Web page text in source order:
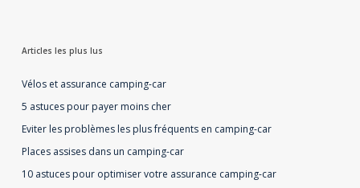
Articles les plus lus
Vélos et assurance camping-car
5 astuces pour payer moins cher
Eviter les problèmes les plus fréquents en camping-car
Places assises dans un camping-car
10 astuces pour optimiser votre assurance camping-car